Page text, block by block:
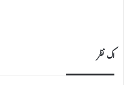
اک نظر